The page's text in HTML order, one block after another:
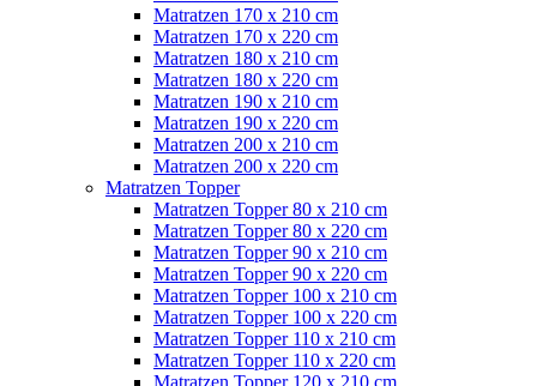
Matratzen 170 x 210 cm
Matratzen 170 x 220 cm
Matratzen 180 x 210 cm
Matratzen 180 x 220 cm
Matratzen 190 x 210 cm
Matratzen 190 x 220 cm
Matratzen 200 x 210 cm
Matratzen 200 x 220 cm
Matratzen Topper
Matratzen Topper 80 x 210 cm
Matratzen Topper 80 x 220 cm
Matratzen Topper 90 x 210 cm
Matratzen Topper 90 x 220 cm
Matratzen Topper 100 x 210 cm
Matratzen Topper 100 x 220 cm
Matratzen Topper 110 x 210 cm
Matratzen Topper 110 x 220 cm
Matratzen Topper 120 x 210 cm